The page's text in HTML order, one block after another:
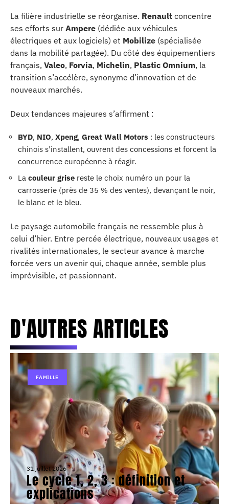
La filière industrielle se réorganise. Renault concentre
ses efforts sur Ampere (dédiée aux véhicules
électriques et aux logiciels) et Mobilize (spécialisée
dans la mobilité partagée). Du côté des équipementiers
français, Valeo, Forvia, Michelin, Plastic Omnium, la
transition s’accélère, synonyme d’innovation et de
nouveaux marchés.
Deux tendances majeures s’affirment :
BYD, NIO, Xpeng, Great Wall Motors : les constructeurs
chinois s’installent, ouvrent des concessions et forcent la
concurrence européenne à réagir.
La couleur grise reste le choix numéro un pour la
carrosserie (près de 35 % des ventes), devançant le noir,
le blanc et le bleu.
Le paysage automobile français ne ressemble plus à
celui d’hier. Entre percée électrique, nouveaux usages et
rivalités internationales, le secteur avance à marche
forcée vers un avenir qui, chaque année, semble plus
imprévisible, et passionnant.
D'AUTRES ARTICLES
FAMILLE
31 juillet 2026
Le cycle 1, 2, 3 : définition et
explications